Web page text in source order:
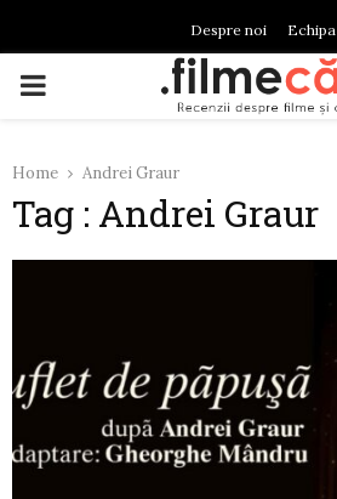
Despre noi Echipa
PRIMARY
Home Andrei Graur
Tag : Andrei Graur